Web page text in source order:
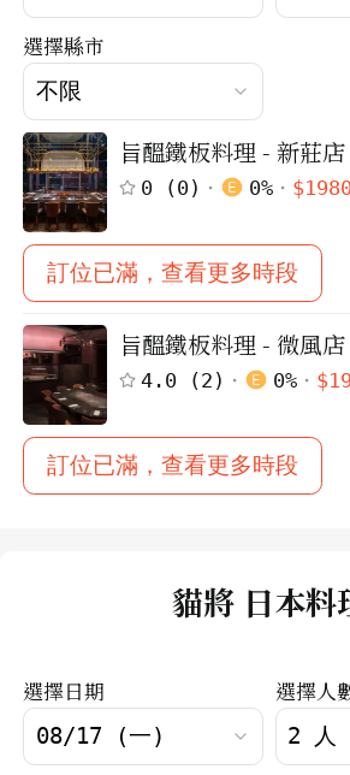
選擇縣市
旨醞鐵板料理 - 新莊店
0 (0 ) 0% $1980
訂位已滿，查看更多時段
旨醞鐵板料理 - 微風店
4.0 (2 ) 0% $
訂位已滿，查看更多時段
貓將 日本料
選擇日期 選擇人